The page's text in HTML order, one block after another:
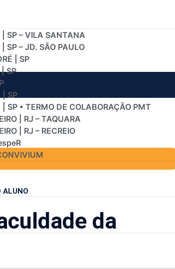
| SP – VILA SANTANA
SP – JD. SÃO PAULO
| SP
SP
| SP
SP • TERMO DE COLABORAÇÃO PMT
| RJ – TAQUARA
| RJ – RECREIO
ALUNO
da